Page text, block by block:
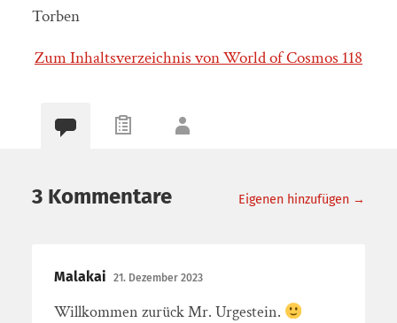
Torben
Zum Inhaltsverzeichnis von World of Cosmos 118
3 Kommentare Eigenen hinzufügen →
Malakai 21. Dezember 2023
Willkommen zurück Mr. Urgestein.